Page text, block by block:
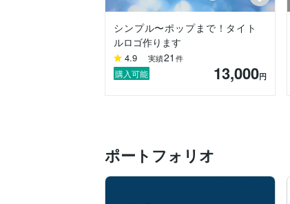
※本業の関係上、連絡が遅れる場合が
24時間以内には必ず連絡いたしま
（土日祝は返信も含めてお休みさせ
シンプル〜ポップまで！タイト
ルロゴ作ります
4.9 実績21 件
購入可能 13,000円
ポートフォリオ